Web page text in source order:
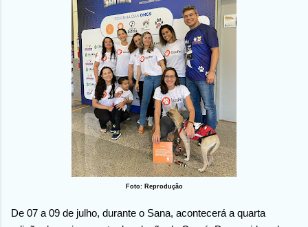
Foto: Reprodução
De 07 a 09 de julho, durante o Sana, acontecerá a quarta